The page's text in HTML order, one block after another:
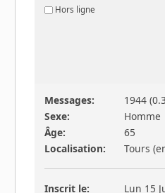
Hors ligne
Messages:
1944
Sexe:
Homme
Âge:
65
Localisation:
Tours
Inscrit le: Lun 15